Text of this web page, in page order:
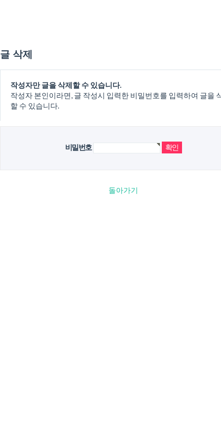
글 삭제
작성자만 글을 삭제할 수 있습니다.
작성자 본인이라면, 글 작성시 입력한 비밀번호를 입력하여 글을
할 수 있습니다.
비밀번호
돌아가기